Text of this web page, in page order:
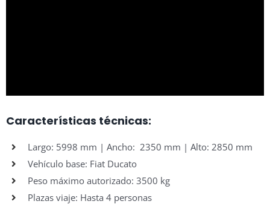
Características técnicas:
Largo: 5998 mm | Ancho: 2350 mm | Alto: 2850 mm
Vehículo base: Fiat Ducato
Peso máximo autorizado: 3500 kg
Plazas viaje: Hasta 4 personas